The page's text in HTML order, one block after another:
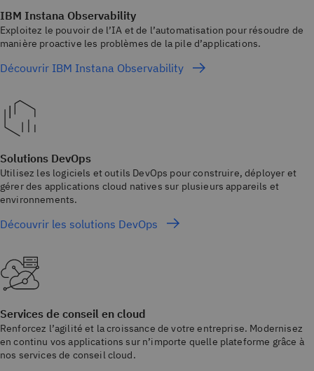
IBM Instana Observability
Exploitez le pouvoir de l’IA et de l’automatisation pour résoudre de
manière proactive les problèmes de la pile d’applications.
Découvrir IBM Instana Observability
Solutions DevOps
Utilisez les logiciels et outils DevOps pour construire, déployer et
gérer des applications cloud natives sur plusieurs appareils et
environnements.
Découvrir les solutions DevOps
Services de conseil en cloud
Renforcez l’agilité et la croissance de votre entreprise. Modernisez
en continu vos applications sur n’importe quelle plateforme grâce à
nos services de conseil cloud.